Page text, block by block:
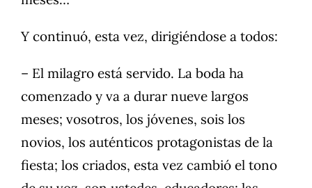
Y continuó, esta vez, dirigiéndose a todos:
– El milagro está servido. La boda ha
comenzado y va a durar nueve largos
meses; vosotros, los jóvenes, sois los
novios, los auténticos protagonistas de la
fiesta; los criados, esta vez cambió el tono